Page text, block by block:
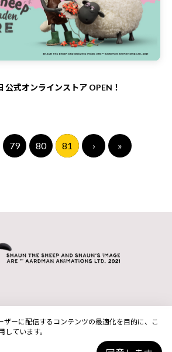
公式オンラインストア OPEN！
79 80 81 › »
ザーに配信するコンテンツの最適化を目的に、こ
ています。